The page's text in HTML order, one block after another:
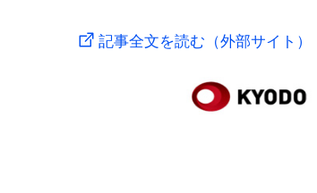
記事全文を読む（外部サイト）